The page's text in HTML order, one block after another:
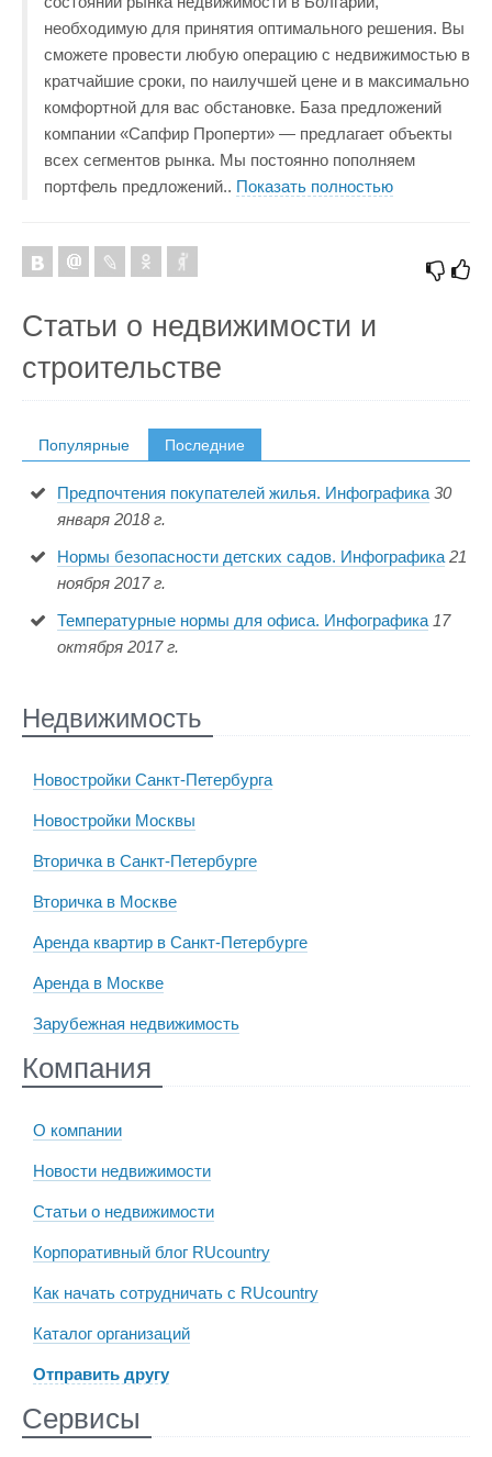
необходимую для принятия оптимального решения. Вы
сможете провести любую операцию с недвижимостью в
кратчайшие сроки, по наилучшей цене и в максимально
комфортной для вас обстановке. База предложений
компании «Сапфир Проперти» — предлагает объекты
всех сегментов рынка. Мы постоянно пополняем
портфель предложений.. Показать полностью
Статьи о недвижимости и
строительстве
Популярные Последние
Предпочтения покупателей жилья. Инфографика 30
января 2018 г.
Нормы безопасности детских садов. Инфографика 21
ноября 2017 г.
Температурные нормы для офиса. Инфографика 17
октября 2017 г.
Недвижимость
Новостройки Санкт-Петербурга
Новостройки Москвы
Вторичка в Санкт-Петербурге
Вторичка в Москве
Аренда квартир в Санкт-Петербурге
Аренда в Москве
Зарубежная недвижимость
Компания
О компании
Новости недвижимости
Статьи о недвижимости
Корпоративный блог RUcountry
Как начать сотрудничать с RUcountry
Каталог организаций
Отправить другу
Сервисы